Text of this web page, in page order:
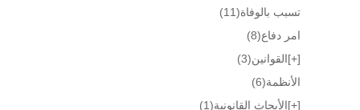
تسبب بالوفاة(11)
امر دفاع(8)
[+]القوانين(3)
الأنظمة(6)
[+]الأبحاث القانونية(1)